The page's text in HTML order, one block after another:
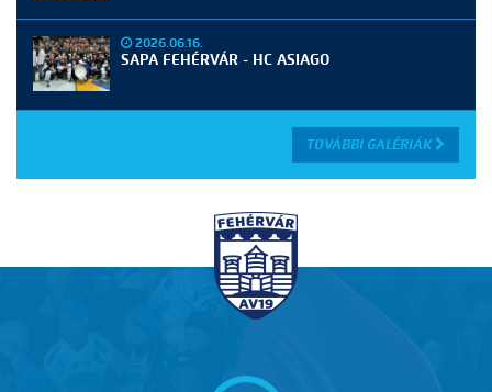
2026.06.16.
SAPA FEHÉRVÁR - HC ASIAGO
TOVÁBBI GALÉRIÁK